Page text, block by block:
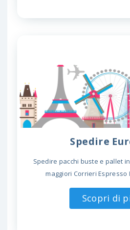
Spedire
Spedire pacchi buste e pallet
maggiori Corrieri Espresso
Scopri di